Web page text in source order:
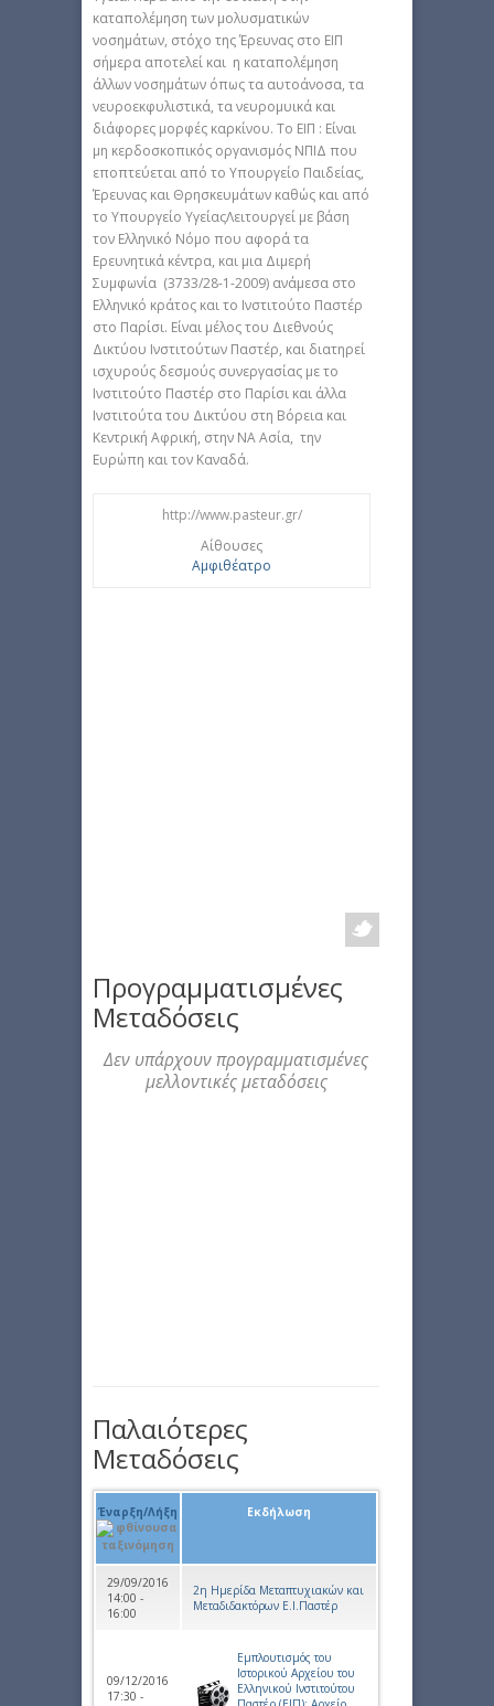
καταπολέμηση των μολυσματικών
νοσημάτων, στόχο της Έρευνας στο ΕΙΠ
σήμερα αποτελεί και η καταπολέμηση
άλλων νοσημάτων όπως τα αυτοάνοσα, τα
νευροεκφυλιστικά, τα νευρομυικά και
διάφορες μορφές καρκίνου. Το ΕΙΠ : Είναι
μη κερδοσκοπικός οργανισμός ΝΠΙΔ που
εποπτεύεται από το Υπουργείο Παιδείας,
Έρευνας και Θρησκευμάτων καθώς και από
το Υπουργείο ΥγείαςΛειτουργεί με βάση
τον Ελληνικό Νόμο που αφορά τα
Ερευνητικά κέντρα, και μια Διμερή
Συμφωνία (3733/28-1-2009) ανάμεσα στο
Ελληνικό κράτος και το Ινστιτούτο Παστέρ
στο Παρίσι. Είναι μέλος του Διεθνούς
Δικτύου Ινστιτούτων Παστέρ, και διατηρεί
ισχυρούς δεσμούς συνεργασίας με το
Ινστιτούτο Παστέρ στο Παρίσι και άλλα
Ινστιτούτα του Δικτύου στη Βόρεια και
Κεντρική Αφρική, στην ΝΑ Ασία, την
Ευρώπη και τον Καναδά.
http://www.pasteur.gr/
Αίθουσες
Αμφιθέατρο
Προγραμματισμένες
Μεταδόσεις
Δεν υπάρχουν προγραμματισμένες
μελλοντικές μεταδόσεις
Παλαιότερες
Μεταδόσεις
Έναρξη/Λήξη Εκδήλωση
29/09/2016
14:00 -
16:00
2η Ημερίδα Μεταπτυχιακών και
Μεταδιδακτόρων Ε.Ι.Παστέρ
09/12/2016
17:30 -
Εμπλουτισμός του
Ιστορικού Αρχείου του
Ελληνικού Ινστιτούτου